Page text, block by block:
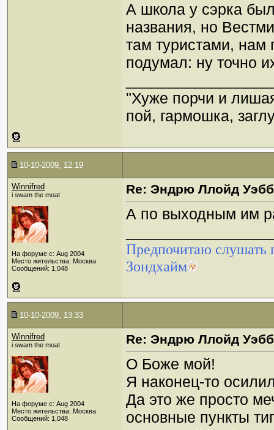
А школа у сэрка
названия, но
там туристами, нам
подумал: ну точно
"Хуже порчи и
пой, гармошка,
10-10-2009, 12:19
Winnifred
i swam the moat
На форуме с: Aug 2004
Место жительства: Москва
Сообщений: 1,048
Re: Эндрю Ллойд
А по выходным им
Предпочитаю слушать
Зондхайм
10-10-2009, 13:33
Winnifred
i swam the moat
На форуме с: Aug 2004
Место жительства: Москва
Сообщений: 1,048
Re: Эндрю Ллойд
О Боже мой!
Я наконец-то
Да это же просто
основные пункты